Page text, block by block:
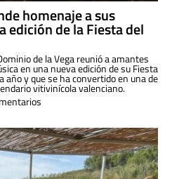
homenaje a sus
edición de la Fiesta del
de la Vega reunió a amantes
en una nueva edición de su Fiesta
año y que se ha convertido en una de
vitivinícola valenciano.